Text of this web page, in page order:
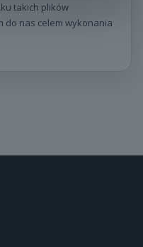
takich plików
do nas celem wykonania
szt., 40×25 mm – 510
– 430 szt., 50×30 mm